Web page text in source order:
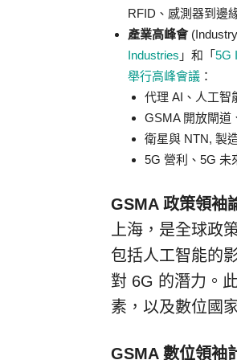
RFID、感測器到邊
產業高峰會
Industries 」和「 5G
舉行高峰會議 ：
代理 AI、人工智
GSMA 開放閘道
衛星與 NTN, 製
5G 營利、5G 未
GSMA 政策領袖
上海，是全球政
包括人工智能的
對 6G 的潛力。
素，以及數位國
GSMA 數位領袖